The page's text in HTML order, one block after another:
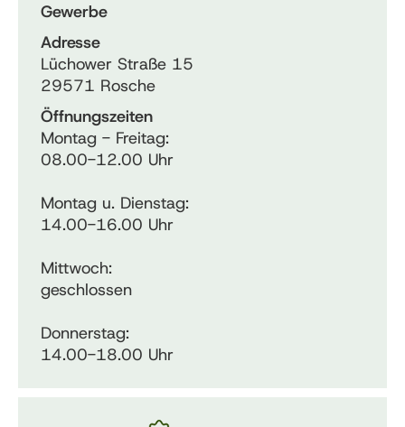
Gewerbe
Adresse
Lüchower Straße 15
29571 Rosche
Öffnungszeiten
Montag - Freitag:
08.00-12.00 Uhr
Montag u. Dienstag:
14.00-16.00 Uhr
Mittwoch:
geschlossen
Donnerstag:
14.00-18.00 Uhr